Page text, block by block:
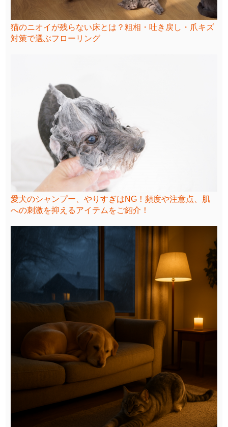
猫のニオイが残らない床とは？粗相・吐き戻し・爪キズ
対策で選ぶフローリング
愛犬のシャンプー、やりすぎはNG！頻度や注意点、肌
への刺激を抑えるアイテムをご紹介！